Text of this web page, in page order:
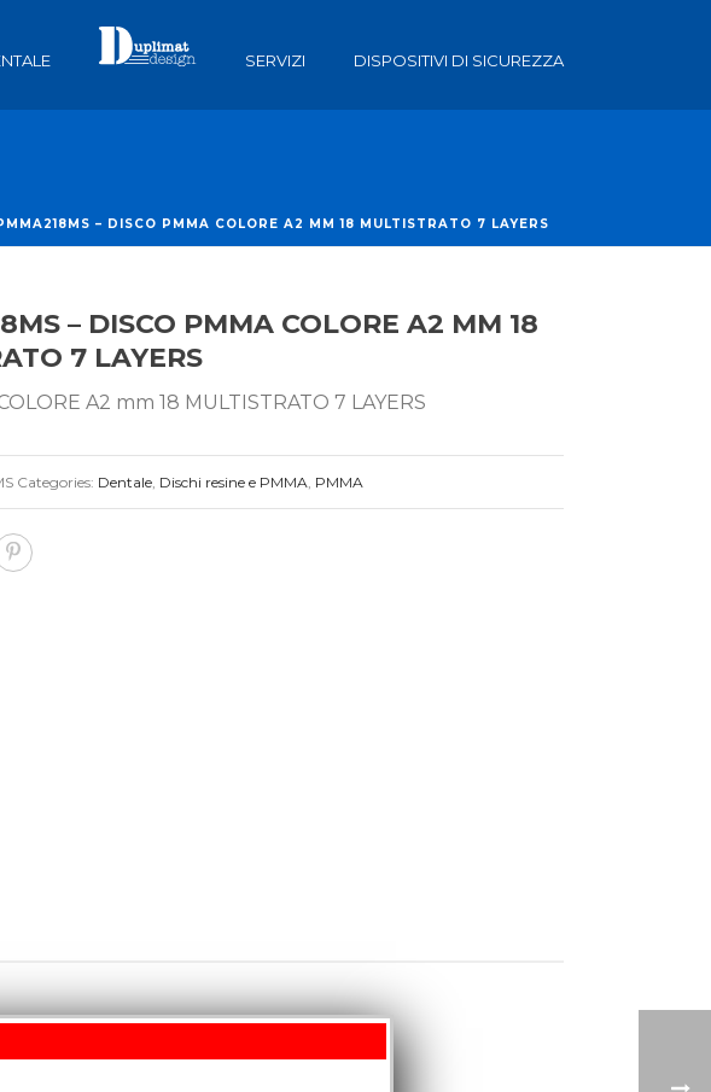
SERVIZI DISPOSITIVI DI SICUREZZA
– DISCO PMMA COLORE A2 MM 18 MULTISTRATO 7 LAYERS
– DISCO PMMA COLORE A2 MM 18
7 LAYERS
A2 mm 18 MULTISTRATO 7 LAYERS
Categories: Dentale, Dischi resine e PMMA, PMMA